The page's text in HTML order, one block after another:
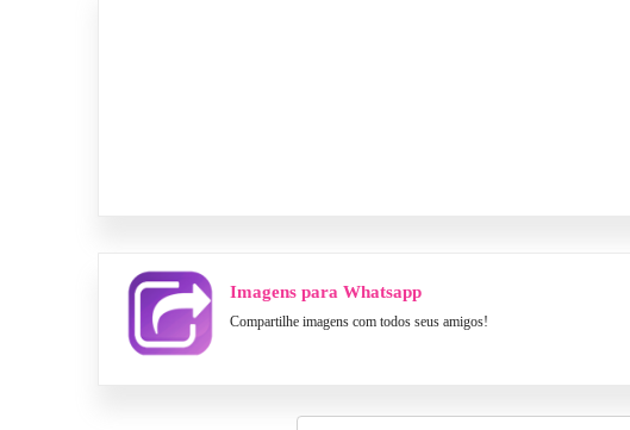
Imagens para Whatsapp
Compartilhe imagens com todos seus amigos!